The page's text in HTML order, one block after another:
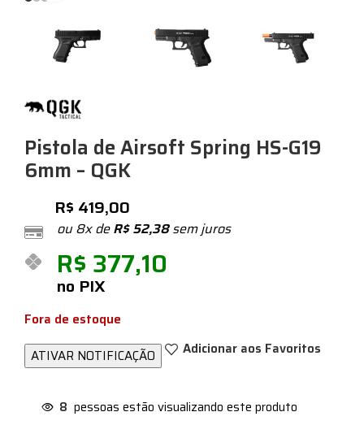
Pistola de Airsoft Spring HS-G19
6mm – QGK
R$ 419,00
ou 8x deR$52,38sem juros
R$ 377,10
no PIX
Fora de estoque
Adicionar aos Favoritos
8 pessoas estão visualizando este produto